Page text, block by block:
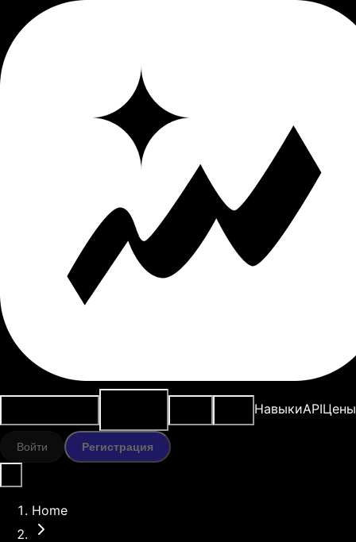
НавыкиAPIЦены
Войти Регистрация
Home